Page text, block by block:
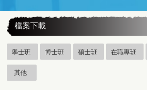
檔案下載
學士班 博士班 碩士班 在職專班
其他